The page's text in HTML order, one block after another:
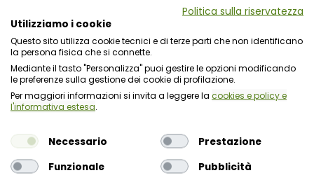
Via L. Cadorna 31 - 67051 Avezzano (AQ)
Via Fiume Giallo 3 - 00144 Roma
Registro delle Imprese del Gran Sasso d'Italia
C.F. e numero d'iscrizione: 01722270665
Politica sulla riservatezza
Utilizziamo i cookie
Questo sito utilizza cookie tecnici e di terze parti che non identificano
la persona fisica che si connette.
Mediante il tasto "Personalizza" puoi gestire le opzioni modificando
le preferenze sulla gestione dei cookie di profilazione.
Per maggiori informazioni si invita a leggere la cookies e policy e
l'informativa estesa.
Necessario
Prestazione
Funzionale
Pubblicità